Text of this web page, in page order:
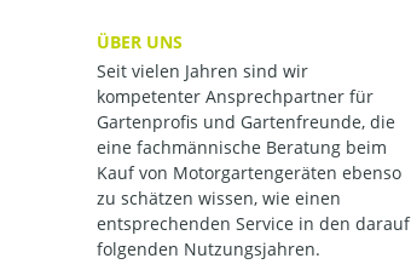
ÜBER UNS
Seit vielen Jahren sind wir
kompetenter Ansprechpartner für
Gartenprofis und Gartenfreunde, die
eine fachmännische Beratung beim
Kauf von Motorgartengeräten ebenso
zu schätzen wissen, wie einen
entsprechenden Service in den darauf
folgenden Nutzungsjahren.